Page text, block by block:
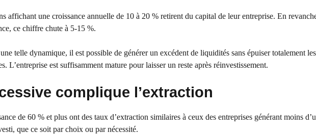
affichant une croissance annuelle de 10 à 20 % retirent du capital de leur entreprise. En
ce chiffre chute à 5-15 %.
telle dynamique, il est possible de générer un excédent de liquidités sans épuiser totalement les
L’entreprise est suffisamment mature pour laisser un reste après réinvestissement.
complique l’extraction
de 60 % et plus ont des taux d’extraction similaires à ceux des entreprises générant moins
que ce soit par choix ou par nécessité.